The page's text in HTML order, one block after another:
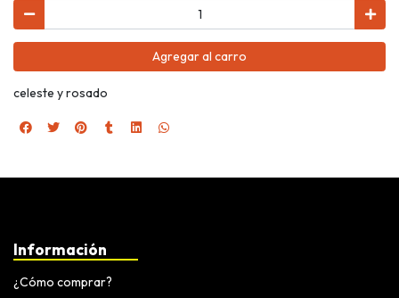
Agregar al carro
celeste y rosado
Información
¿Cómo comprar?